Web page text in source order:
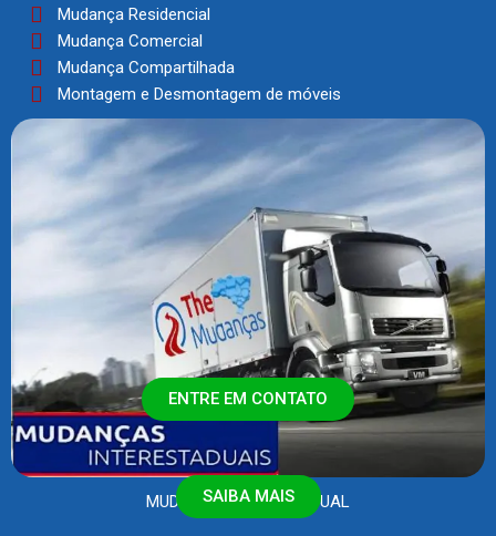
Mudança Residencial
Mudança Comercial
Mudança Compartilhada
Montagem e Desmontagem de móveis
ENTRE EM CONTATO
MUDANÇA INTERESTADUAL
SAIBA MAIS